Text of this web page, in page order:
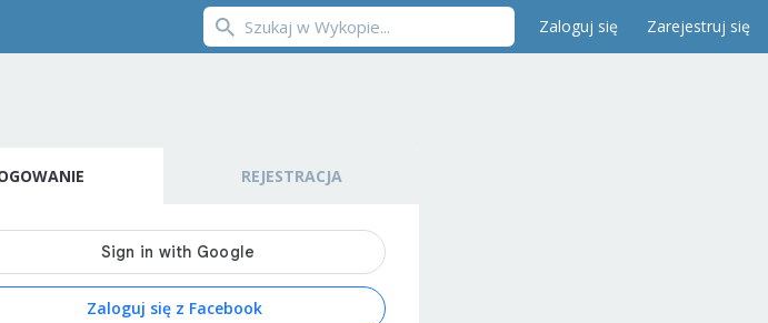
Zaloguj się Zarejestruj się
REJESTRACJA
Zaloguj się z Facebook